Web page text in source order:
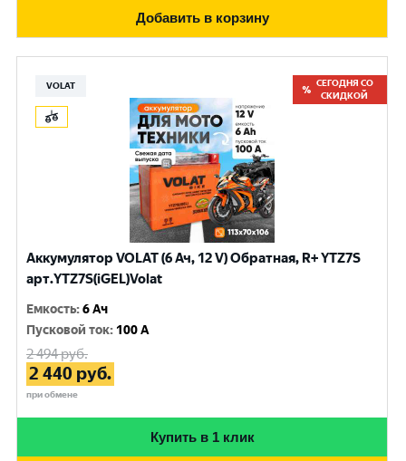
Добавить в корзину
VOLAT
СЕГОДНЯ СО
СКИДКОЙ
Аккумулятор VOLAT (6 Ач, 12 V) Обратная, R+ YTZ7S
арт.YTZ7S(iGEL)Volat
Емкость:6 Ач
Пусковой ток: 100 A
2 494руб.
2 440 руб.
при обмене
Купить в 1 клик